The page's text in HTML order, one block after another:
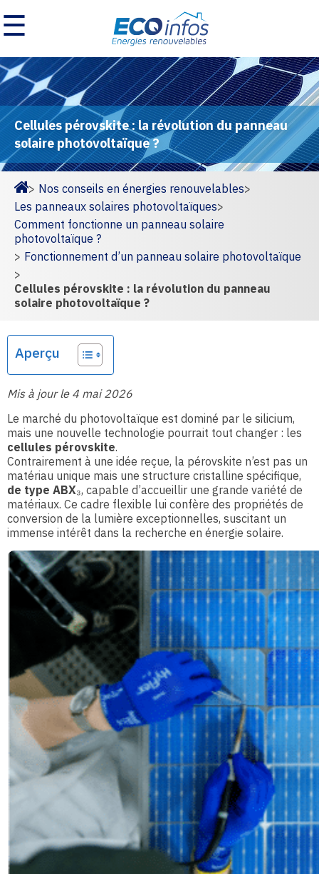
☰
Cellules pérovskite : la révolution du panneau
solaire photovoltaïque ?
Homepage
> Nos conseils en énergies renouvelables>
Les panneaux solaires photovoltaïques>
Comment fonctionne un panneau solaire
photovoltaïque ?
> Fonctionnement d’un panneau solaire photovoltaïque
>
Cellules pérovskite : la révolution du panneau
solaire photovoltaïque ?
Aperçu
Mis à jour le 4 mai 2026
Le marché du photovoltaïque est dominé par le silicium,
mais une nouvelle technologie pourrait tout changer : les
cellules pérovskite.
Contrairement à une idée reçue, la pérovskite n’est pas un
matériau unique mais une structure cristalline spécifique,
de type ABX₃, capable d’accueillir une grande variété de
matériaux. Ce cadre flexible lui confère des propriétés de
conversion de la lumière exceptionnelles, suscitant un
immense intérêt dans la recherche en énergie solaire.